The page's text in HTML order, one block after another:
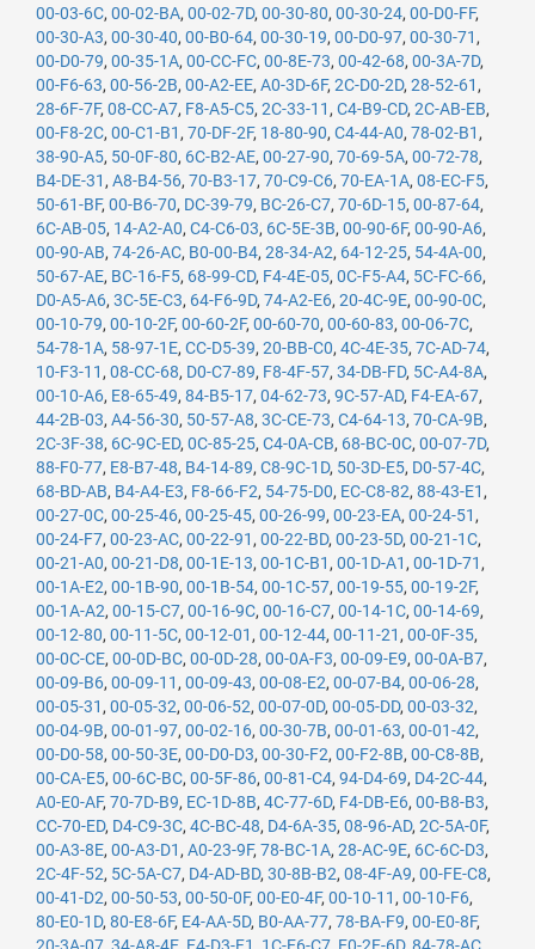
00-03-6C, 00-02-BA, 00-02-7D, 00-30-80, 00-30-24, 00-D0-FF,
00-30-A3, 00-30-40, 00-B0-64, 00-30-19, 00-D0-97, 00-30-71 ,
00-D0-79, 00-35-1A, 00-CC-FC, 00-8E-73, 00-42-68, 00-3A-7D,
00-F6-63, 00-56-2B, 00-A2-EE, A0-3D-6F, 2C-D0-2D, 28-52-61 ,
28-6F-7F, 08-CC-A7, F8-A5-C5, 2C-33-11 , C4-B9-CD, 2C-AB-EB,
00-F8-2C, 00-C1-B1 , 70-DF-2F, 18-80-90, C4-44-A0, 78-02-B1 ,
38-90-A5, 50-0F-80, 6C-B2-AE, 00-27-90, 70-69-5A, 00-72-78,
B4-DE-31 , A8-B4-56, 70-B3-17, 70-C9-C6, 70-EA-1A, 08-EC-F5,
50-61-BF, 00-B6-70, DC-39-79, BC-26-C7, 70-6D-15, 00-87-64,
6C-AB-05, 14-A2-A0, C4-C6-03, 6C-5E-3B, 00-90-6F, 00-90-A6,
00-90-AB, 74-26-AC, B0-00-B4, 28-34-A2, 64-12-25, 54-4A-00,
50-67-AE, BC-16-F5, 68-99-CD, F4-4E-05, 0C-F5-A4, 5C-FC-66,
D0-A5-A6, 3C-5E-C3, 64-F6-9D, 74-A2-E6, 20-4C-9E, 00-90-0C,
00-10-79, 00-10-2F, 00-60-2F, 00-60-70, 00-60-83, 00-06-7C,
54-78-1A, 58-97-1E, CC-D5-39, 20-BB-C0, 4C-4E-35, 7C-AD-74,
10-F3-11 , 08-CC-68, D0-C7-89, F8-4F-57, 34-DB-FD, 5C-A4-8A,
00-10-A6, E8-65-49, 84-B5-17, 04-62-73, 9C-57-AD, F4-EA-67,
44-2B-03, A4-56-30, 50-57-A8, 3C-CE-73, C4-64-13, 70-CA-9B,
2C-3F-38, 6C-9C-ED, 0C-85-25, C4-0A-CB, 68-BC-0C, 00-07-7D,
88-F0-77, E8-B7-48, B4-14-89, C8-9C-1D, 50-3D-E5, D0-57-4C,
68-BD-AB, B4-A4-E3, F8-66-F2, 54-75-D0, EC-C8-82, 88-43-E1 ,
00-27-0C, 00-25-46, 00-25-45, 00-26-99, 00-23-EA, 00-24-51 ,
00-24-F7, 00-23-AC, 00-22-91 , 00-22-BD, 00-23-5D, 00-21-1C,
00-21-A0, 00-21-D8, 00-1E-13, 00-1C-B1 , 00-1D-A1 , 00-1D-71 ,
00-1A-E2, 00-1B-90, 00-1B-54, 00-1C-57, 00-19-55, 00-19-2F,
00-1A-A2, 00-15-C7, 00-16-9C, 00-16-C7, 00-14-1C, 00-14-69,
00-12-80, 00-11-5C, 00-12-01 , 00-12-44, 00-11-21 , 00-0F-35,
00-0C-CE, 00-0D-BC, 00-0D-28, 00-0A-F3, 00-09-E9, 00-0A-B7,
00-09-B6, 00-09-11 , 00-09-43, 00-08-E2, 00-07-B4, 00-06-28,
00-05-31 , 00-05-32, 00-06-52, 00-07-0D, 00-05-DD, 00-03-32,
00-04-9B, 00-01-97, 00-02-16, 00-30-7B, 00-01-63, 00-01-42,
00-D0-58, 00-50-3E, 00-D0-D3, 00-30-F2, 00-F2-8B, 00-C8-8B,
00-CA-E5, 00-6C-BC, 00-5F-86, 00-81-C4, 94-D4-69, D4-2C-44,
A0-E0-AF, 70-7D-B9, EC-1D-8B, 4C-77-6D, F4-DB-E6, 00-B8-B3,
CC-70-ED, D4-C9-3C, 4C-BC-48, D4-6A-35, 08-96-AD, 2C-5A-0F,
00-A3-8E, 00-A3-D1 , A0-23-9F, 78-BC-1A, 28-AC-9E, 6C-6C-D3,
2C-4F-52, 5C-5A-C7, D4-AD-BD, 30-8B-B2, 08-4F-A9, 00-FE-C8,
00-41-D2, 00-50-53, 00-50-0F, 00-E0-4F, 00-10-11 , 00-10-F6,
80-E0-1D, 80-E8-6F, E4-AA-5D, B0-AA-77, 78-BA-F9, 00-E0-8F,